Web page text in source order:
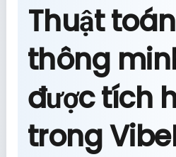
Thuật
thông
được tích
trong